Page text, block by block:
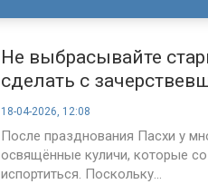
Не выбрасывайте
сделать с
18-04-2026, 12:08
После празднования Пасхи у
освящённые куличи, которые
испортиться. Поскольку...